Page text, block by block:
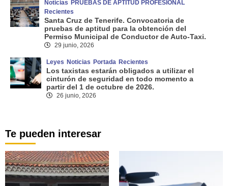
Noticias PRUEBAS DE APTITUD PROFESIONAL
Recientes
Santa Cruz de Tenerife. Convocatoria de
pruebas de aptitud para la obtención del
Permiso Municipal de Conductor de Auto-Taxi.
29 junio, 2026
Leyes Noticias Portada Recientes
Los taxistas estarán obligados a utilizar el
cinturón de seguridad en todo momento a
partir del 1 de octubre de 2026.
26 junio, 2026
Te pueden interesar